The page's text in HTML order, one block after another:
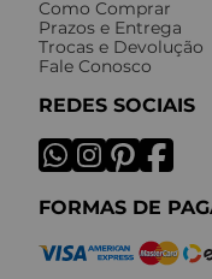
Como Comprar
Prazos e Entrega
Trocas e Devolução
Fale Conosco
REDES SOCIAIS
FORMAS DE